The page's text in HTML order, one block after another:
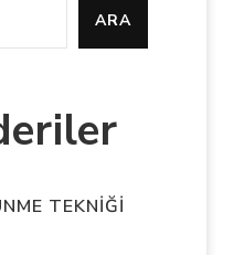
ARA
TEKNİĞİ